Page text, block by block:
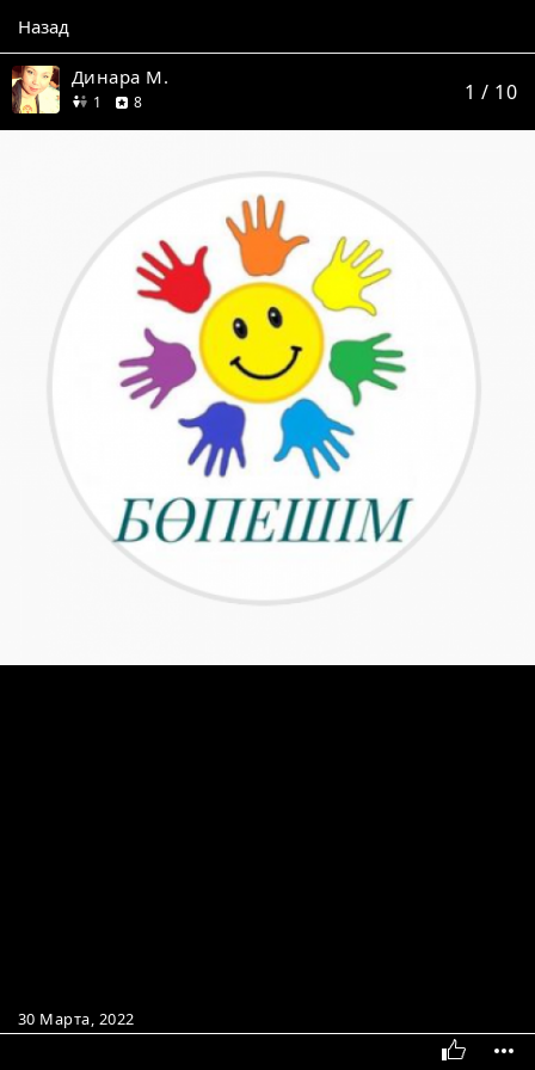
Назад
Динара М.
1 друг 8отзывов 1 / 10
30 Марта, 2022